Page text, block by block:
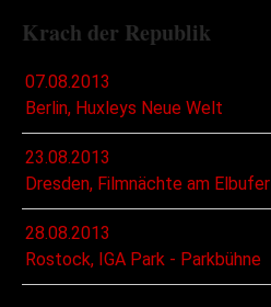
Krach der Republik
07.08.2013
Berlin, Huxleys Neue Welt
23.08.2013
Dresden, Filmnächte am Elbufer
28.08.2013
Rostock, IGA Park - Parkbühne